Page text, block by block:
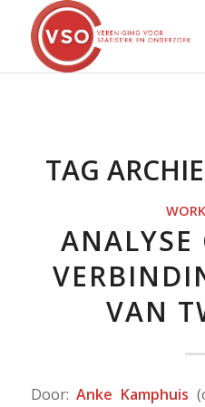
TAG
ANALYSE
VAN
Door:Anke Kamphuis